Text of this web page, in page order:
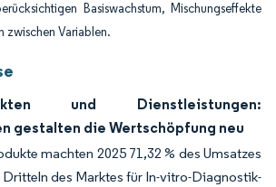
Basiswachstum, Mischungseffekte
zwischen Variablen.
und Dienstleistungen:
gestalten die Wertschöpfung neu
machten 2025 71,32 % des Umsatzes
des Marktes für In-vitro-Diagnostik-